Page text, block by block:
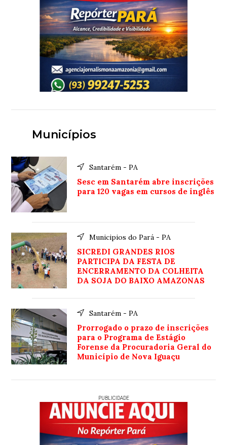
Municípios
Santarém - PA
Sesc em Santarém abre inscrições
para 120 vagas em cursos de inglês
Municipios do Pará - PA
SICREDI GRANDES RIOS
PARTICIPA DA FESTA DE
ENCERRAMENTO DA COLHEITA
DA SOJA DO BAIXO AMAZONAS
Santarém - PA
Prorrogado o prazo de inscrições
para o Programa de Estágio
Forense da Procuradoria Geral do
Município de Nova Iguaçu
PUBLICIDADE